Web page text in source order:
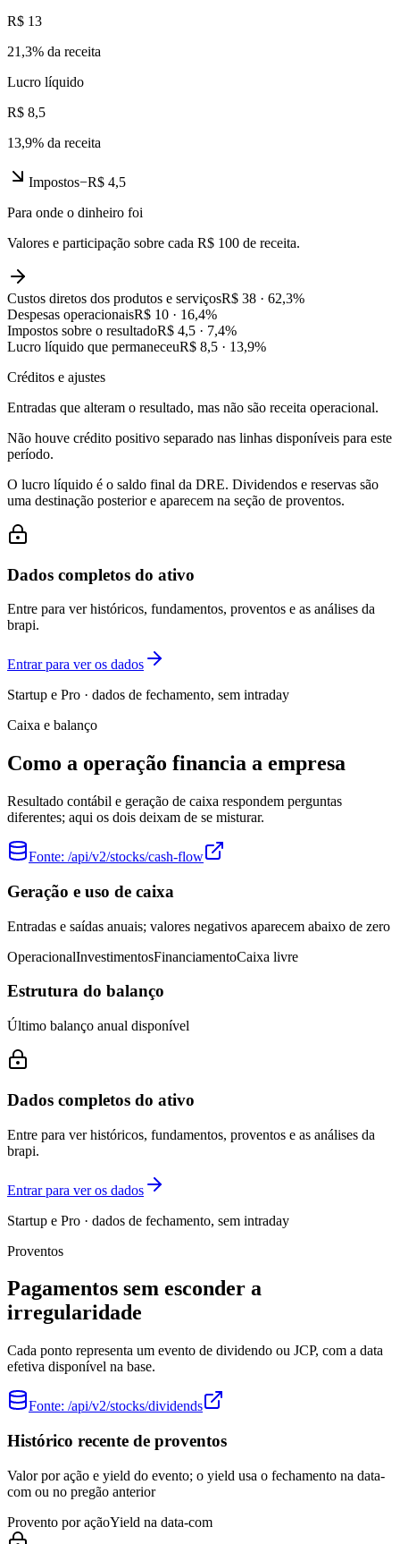
R$ 13
21,3% da receita
Lucro líquido
R$ 8,5
13,9% da receita
Impostos−R$ 4,5
Para onde o dinheiro foi
Valores e participação sobre cada R$ 100 de receita.
Custos diretos dos produtos e serviçosR$ 38 · 62,3%
Despesas operacionaisR$ 10 · 16,4%
Impostos sobre o resultadoR$ 4,5 · 7,4%
Lucro líquido que permaneceuR$ 8,5 · 13,9%
Créditos e ajustes
Entradas que alteram o resultado, mas não são receita operacional.
Não houve crédito positivo separado nas linhas disponíveis para este
período.
O lucro líquido é o saldo final da DRE. Dividendos e reservas são
uma destinação posterior e aparecem na seção de proventos.
Dados completos do ativo
Entre para ver históricos, fundamentos, proventos e as análises da
brapi.
Entrar para ver os dados
Startup e Pro · dados de fechamento, sem intraday
Caixa e balanço
Como a operação financia a empresa
Resultado contábil e geração de caixa respondem perguntas
diferentes; aqui os dois deixam de se misturar.
Fonte: /api/v2/stocks/cash-flow
Geração e uso de caixa
Entradas e saídas anuais; valores negativos aparecem abaixo de zero
OperacionalInvestimentosFinanciamentoCaixa livre
Estrutura do balanço
Último balanço anual disponível
Dados completos do ativo
Entre para ver históricos, fundamentos, proventos e as análises da
brapi.
Entrar para ver os dados
Startup e Pro · dados de fechamento, sem intraday
Proventos
Pagamentos sem esconder a
irregularidade
Cada ponto representa um evento de dividendo ou JCP, com a data
efetiva disponível na base.
Fonte: /api/v2/stocks/dividends
Histórico recente de proventos
Valor por ação e yield do evento; o yield usa o fechamento na data-
com ou no pregão anterior
Provento por açãoYield na data-com